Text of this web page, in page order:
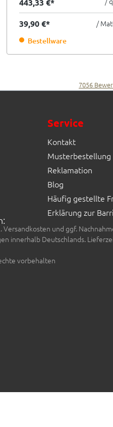
443,33 €*
39,90 €* /
Bestellware
7056
Service
Kontakt
Musterbestellung
Reklamation
Blog
Häufig gestellte
Erklärung zur
und ggf.
innerhalb Deutschlands.
vorbehalten